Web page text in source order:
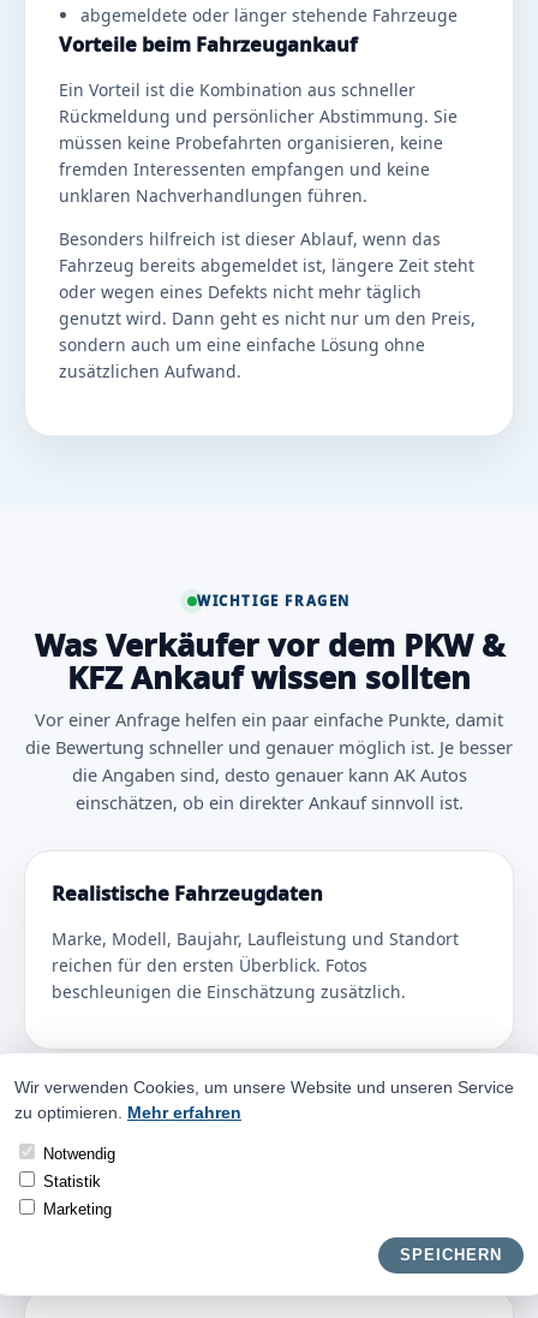
abgemeldete oder länger stehende Fahrzeuge
Vorteile beim Fahrzeugankauf
Ein Vorteil ist die Kombination aus schneller
Rückmeldung und persönlicher Abstimmung. Sie
müssen keine Probefahrten organisieren, keine
fremden Interessenten empfangen und keine
unklaren Nachverhandlungen führen.
Besonders hilfreich ist dieser Ablauf, wenn das
Fahrzeug bereits abgemeldet ist, längere Zeit steht
oder wegen eines Defekts nicht mehr täglich
genutzt wird. Dann geht es nicht nur um den Preis,
sondern auch um eine einfache Lösung ohne
zusätzlichen Aufwand.
WICHTIGE FRAGEN
Was Verkäufer vor dem PKW &
KFZ Ankauf wissen sollten
Vor einer Anfrage helfen ein paar einfache Punkte, damit
die Bewertung schneller und genauer möglich ist. Je besser
die Angaben sind, desto genauer kann AK Autos
einschätzen, ob ein direkter Ankauf sinnvoll ist.
Realistische Fahrzeugdaten
Marke, Modell, Baujahr, Laufleistung und Standort
reichen für den ersten Überblick. Fotos
beschleunigen die Einschätzung zusätzlich.
Ehrliche Schadenbeschreibung
Wenn Mängel, Warnlampen oder Reparaturbedarf
bekannt sind, sollten diese direkt genannt werden.
Das schafft Vertrauen und spart Rückfragen.
Wir verwenden Cookies, um unsere Website und unseren Service
zu optimieren. Mehr erfahren
Notwendig
Statistik
Marketing
SPEICHERN